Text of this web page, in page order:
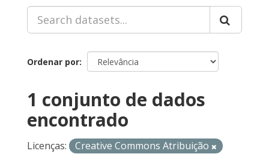
Ordenar por
1 conjunto de dados
encontrado
Licenças:
Creative Commons Atribuição